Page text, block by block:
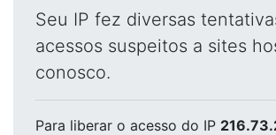
Seu IP fez diversas
acessos suspeitos a sites
conosco.
Para liberar o acesso do IP